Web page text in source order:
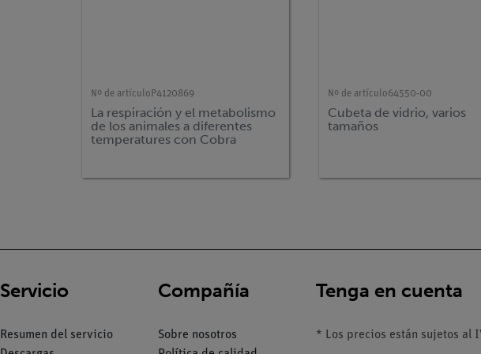
Nº de artículo P4120869
La respiración y el metabolismo
de los animales a diferentes
temperatures con Cobra
Nº de artículo64550-00
Cubeta de vidrio, varios
tamaños
Servicio
Resumen del servicio
Compañía
Sobre nosotros
Tenga en cuenta
* Los precios están sujetos al